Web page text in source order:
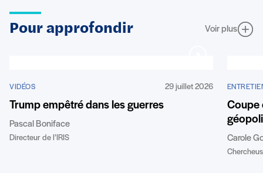
Pour approfondir Voir plus
VIDÉOS 29 juillet 2026
Trump empêtré dans les guerres
Pascal Boniface
Directeur de l’IRIS
Coupe
Carole